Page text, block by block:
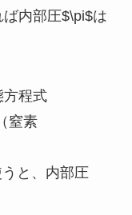
内部圧$\pi$は
方程式
窒素
と、内部圧